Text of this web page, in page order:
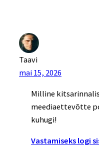
Taavi
mai 15, 2026
Milline
meediaettevõtte
kuhugi!
Vastamiseks logi